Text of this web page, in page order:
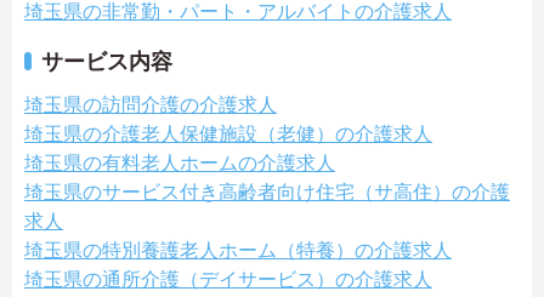
埼玉県の非常勤・パート・アルバイトの介護求人
サービス内容
埼玉県の訪問介護の介護求人
埼玉県の介護老人保健施設（老健）の介護求人
埼玉県の有料老人ホームの介護求人
埼玉県のサービス付き高齢者向け住宅（サ高住）の介護
求人
埼玉県の特別養護老人ホーム（特養）の介護求人
埼玉県の通所介護（デイサービス）の介護求人